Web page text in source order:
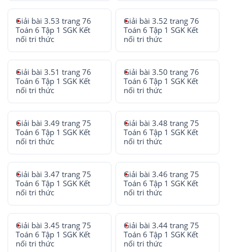
Giải bài 3.53 trang 76
Toán 6 Tập 1 SGK Kết
nối tri thức
Giải bài 3.52 trang 76
Toán 6 Tập 1 SGK Kết
nối tri thức
Giải bài 3.51 trang 76
Toán 6 Tập 1 SGK Kết
nối tri thức
Giải bài 3.50 trang 76
Toán 6 Tập 1 SGK Kết
nối tri thức
Giải bài 3.49 trang 75
Toán 6 Tập 1 SGK Kết
nối tri thức
Giải bài 3.48 trang 75
Toán 6 Tập 1 SGK Kết
nối tri thức
Giải bài 3.47 trang 75
Toán 6 Tập 1 SGK Kết
nối tri thức
Giải bài 3.46 trang 75
Toán 6 Tập 1 SGK Kết
nối tri thức
Giải bài 3.45 trang 75
Toán 6 Tập 1 SGK Kết
nối tri thức
Giải bài 3.44 trang 75
Toán 6 Tập 1 SGK Kết
nối tri thức